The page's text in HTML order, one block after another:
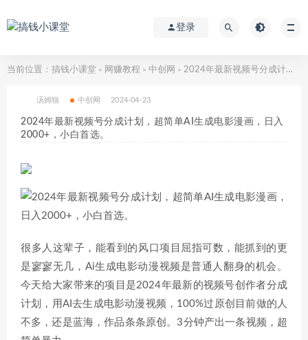
登录
当前位置： 搞钱小课堂 > 网赚教程 > 中创网 > 2024年最新视频号分成计划，超简单AI生成电影漫画，日入2000+，小白首选。
汤姆猫 中创网 2024-04-23
2024年最新视频号分成计划，超简单AI生成电影漫画，日入
2000+，小白首选。
很多人这辈子，能看到的风口项目屈指可数，能抓到的更
是寥寥无几，Ai生成电影动漫视频是普通人翻身的机会。
今天给大家带来的项目是2024年最新的视频号创作者分成
计划，用AI去生成电影动漫视频，100%过原创目前做的人
不多，还是蓝海，作品条条原创。3分钟产出一条视频，超